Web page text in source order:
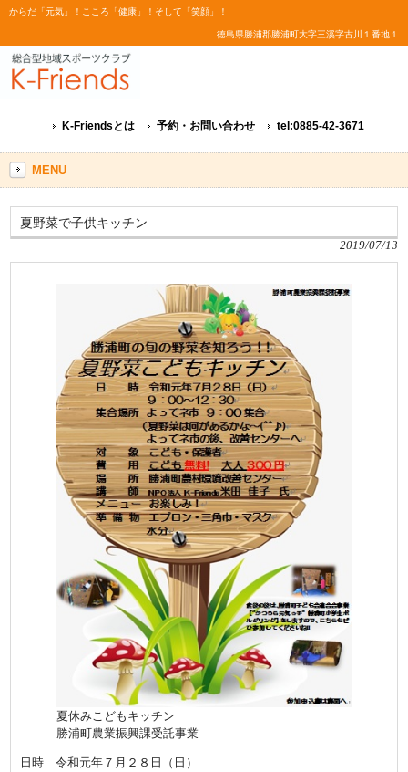
からだ「元気」！こころ「健康」！そして「笑顔」！
徳島県勝浦郡勝浦町大字三溪字古川１番地１
K-Friendsとは 予約・お問い合わせ tel:0885-42-3671
MENU
夏野菜で子供キッチン
2019/07/13
夏休みこどもキッチン
勝浦町農業振興課受託事業
日時 令和元年７月２８日（日）